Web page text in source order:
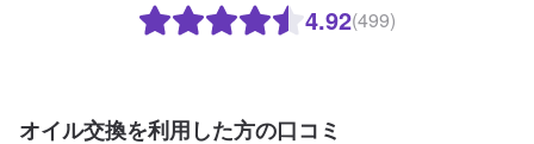
4.92(499)
オイル交換を利用した方の口コミ